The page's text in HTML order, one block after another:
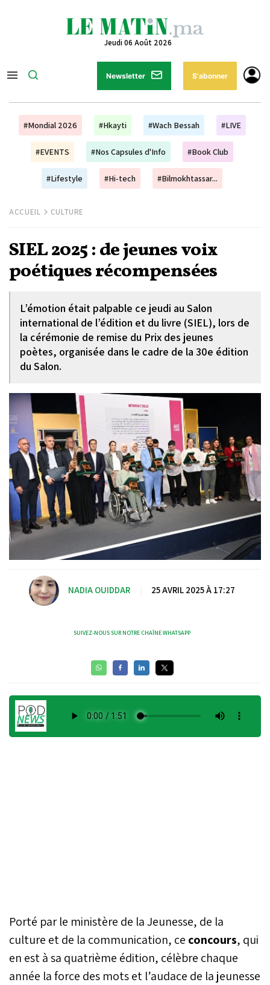
Jeudi 06 Août 2026
Newsletter S'abonner
#Mondial 2026 #Hkayti #Wach Bessah #LIVE
#EVENTS #Nos Capsules d'Info #Book Club
#Lifestyle #Hi-tech #Bilmokhtassar...
ACCUEIL CULTURE
SIEL 2025 : de jeunes voix
poétiques récompensées
L’émotion était palpable ce jeudi au Salon
international de l’édition et du livre (SIEL), lors de
la cérémonie de remise du Prix des jeunes
poètes, organisée dans le cadre de la 30e édition
du Salon.
NADIA OUIDDAR 25 AVRIL 2025 À 17:27
SUIVEZ-NOUS SUR NOTRE CHAÎNE WHATSAPP
Porté par le ministère de la Jeunesse, de la
culture et de la communication, ce concours, qui
en est à sa quatrième édition, célèbre chaque
année la force des mots et l’audace de la jeunesse